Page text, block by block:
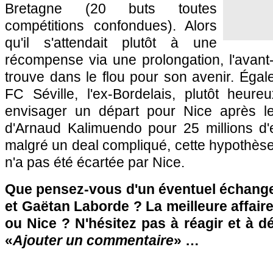
Bretagne (20 buts toutes
compétitions confondues). Alors
qu'il s'attendait plutôt à une
récompense via une prolongation,
trouve dans le flou pour son avenir.
FC Séville, l'ex-Bordelais, plutôt
envisager un départ pour Nice après
d'Arnaud Kalimuendo pour 25 millions
malgré un deal compliqué, cette
n'a pas été écartée par Nice.
Que pensez-vous d'un éventuel
et Gaëtan Laborde ? La meilleure
ou Nice ? N'hésitez pas à réagir et à
«Ajouter un commentaire» …